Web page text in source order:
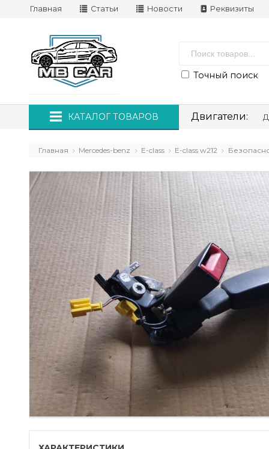
Главная Статьи Новости Реквизиты
Точный поиск
КАТАЛОГ ТОВАРОВ Двигатели:
Главная Mercedes-benz E-class E-class w212